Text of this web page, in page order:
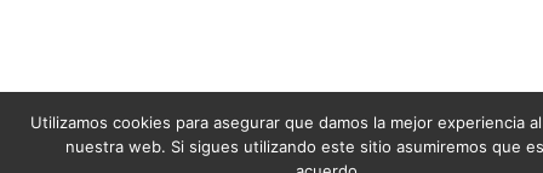
Utilizamos cookies para asegurar que damos la mejor experiencia
nuestra web. Si sigues utilizando este sitio asumiremos que